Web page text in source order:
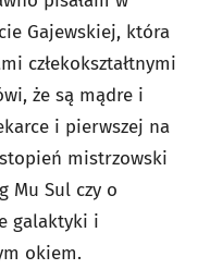
Gajewskiej, która
człekokształtnymi
że są mądre i
i pierwszej na
mistrzowski
Mu Sul czy o
galaktyki i
okiem.